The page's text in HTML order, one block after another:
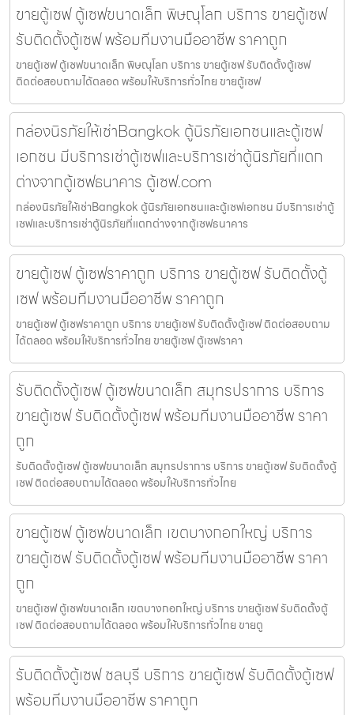
ขายตู้เซฟ ตู้เซฟขนาดเล็ก พิษณุโลก บริการ ขายตู้เซฟ
รับติดตั้งตู้เซฟ พร้อมทีมงานมืออาชีพ ราคาถูก
ขายตู้เซฟ ตู้เซฟขนาดเล็ก พิษณุโลก บริการ ขายตู้เซฟ รับติดตั้งตู้เซฟ
ติดต่อสอบถามได้ตลอด พร้อมให้บริการทั่วไทย ขายตู้เซฟ
กล่องนิรภัยให้เช่าBangkok ตู้นิรภัยเอกชนและตู้เซฟ
เอกชน มีบริการเช่าตู้เซฟและบริการเช่าตู้นิรภัยที่แตก
ต่างจากตู้เซฟธนาคาร ตู้เซฟ.com
กล่องนิรภัยให้เช่าBangkok ตู้นิรภัยเอกชนและตู้เซฟเอกชน มีบริการเช่าตู้
เซฟและบริการเช่าตู้นิรภัยที่แตกต่างจากตู้เซฟธนาคาร
ขายตู้เซฟ ตู้เซฟราคาถูก บริการ ขายตู้เซฟ รับติดตั้งตู้
เซฟ พร้อมทีมงานมืออาชีพ ราคาถูก
ขายตู้เซฟ ตู้เซฟราคาถูก บริการ ขายตู้เซฟ รับติดตั้งตู้เซฟ ติดต่อสอบถาม
ได้ตลอด พร้อมให้บริการทั่วไทย ขายตู้เซฟ ตู้เซฟราคา
รับติดตั้งตู้เซฟ ตู้เซฟขนาดเล็ก สมุทรปราการ บริการ
ขายตู้เซฟ รับติดตั้งตู้เซฟ พร้อมทีมงานมืออาชีพ ราคา
ถูก
รับติดตั้งตู้เซฟ ตู้เซฟขนาดเล็ก สมุทรปราการ บริการ ขายตู้เซฟ รับติดตั้งตู้
เซฟ ติดต่อสอบถามได้ตลอด พร้อมให้บริการทั่วไทย
ขายตู้เซฟ ตู้เซฟขนาดเล็ก เขตบางกอกใหญ่ บริการ
ขายตู้เซฟ รับติดตั้งตู้เซฟ พร้อมทีมงานมืออาชีพ ราคา
ถูก
ขายตู้เซฟ ตู้เซฟขนาดเล็ก เขตบางกอกใหญ่ บริการ ขายตู้เซฟ รับติดตั้งตู้
เซฟ ติดต่อสอบถามได้ตลอด พร้อมให้บริการทั่วไทย ขายตู
รับติดตั้งตู้เซฟ ชลบุรี บริการ ขายตู้เซฟ รับติดตั้งตู้เซฟ
พร้อมทีมงานมืออาชีพ ราคาถูก